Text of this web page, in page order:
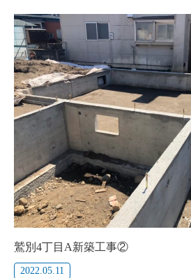
鷲別4丁目A新築工事②
2022.05.11